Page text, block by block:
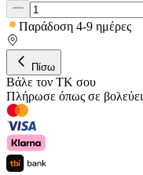
Παράδοση 4-9 ημέρες
Πίσω
Βάλε τον ΤΚ σου
Πλήρωσε όπως σε βολεύει